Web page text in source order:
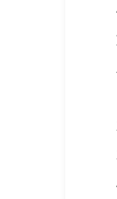
4.
如
二
1.
2.
3.
4.